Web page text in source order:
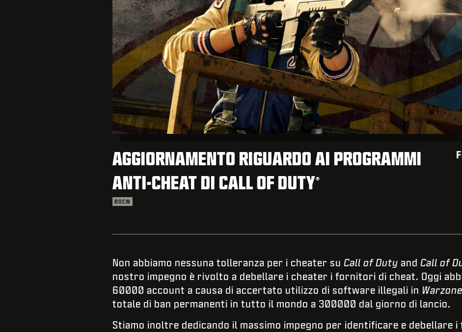
AGGIORNAMENTO RIGUARDO AI PROGRAMMI
ANTI-CHEAT DI CALL OF DUTY®
BOCW
Non abbiamo nessuna tolleranza per i cheater su Call of Duty and Call of
nostro impegno è rivolto a debellare i cheater i fornitori di cheat. Oggi
60000 account a causa di accertato utilizzo di software illegali in Warzone
totale di ban permanenti in tutto il mondo a 300000 dal giorno di lancio.
Stiamo inoltre dedicando il massimo impegno per identificare e debellare